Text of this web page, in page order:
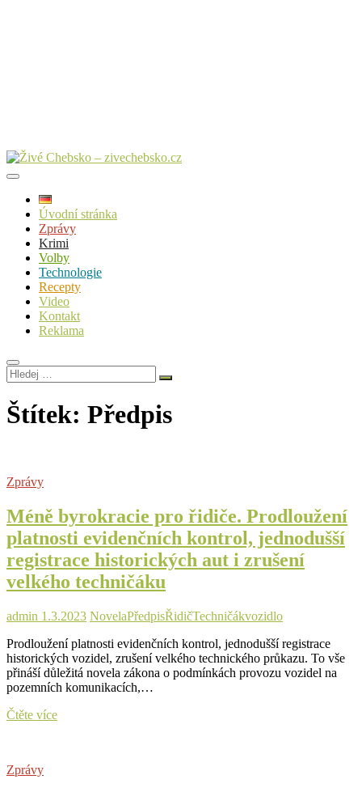
Úvodní stránka
Zprávy
Krimi
Volby
Technologie
Recepty
Video
Kontakt
Reklama
Hledej
…
Štítek: Předpis
Zprávy
Méně byrokracie pro řidiče. Prodloužení
platnosti evidenčních kontrol, jednodušší
registrace historických aut i zrušení
velkého techničáku
admin 1.3.2023 NovelaPředpisŘidičTechničákvozidlo
Prodloužení platnosti evidenčních kontrol, jednodušší registrace
historických vozidel, zrušení velkého technického průkazu. To vše
přináší důležitá novela zákona o podmínkách provozu vozidel na
pozemních komunikacích,…
Čtěte víceMéně
Zprávy